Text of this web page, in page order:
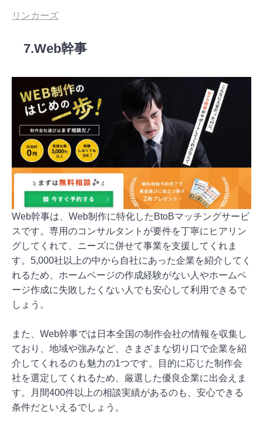
リンカーズ
7.Web幹事
Web幹事は、Web制作に特化したBtoBマッチングサービ
スです。専用のコンサルタントが要件を丁寧にヒアリン
グしてくれて、ニーズに併せて事業を支援してくれま
す。5,000社以上の中から自社にあった企業を紹介してく
れるため、ホームページの作成経験がない人やホームペ
ージ作成に失敗したくない人でも安心して利用できるで
しょう。
また、Web幹事では日本全国の制作会社の情報を収集し
ており、地域や強みなど、さまざまな切り口で企業を紹
介してくれるのも魅力の1つです。目的に応じた制作会
社を選定してくれるため、厳選した優良企業に出会えま
す。月間400件以上の相談実績があるのも、安心できる
条件だといえるでしょう。